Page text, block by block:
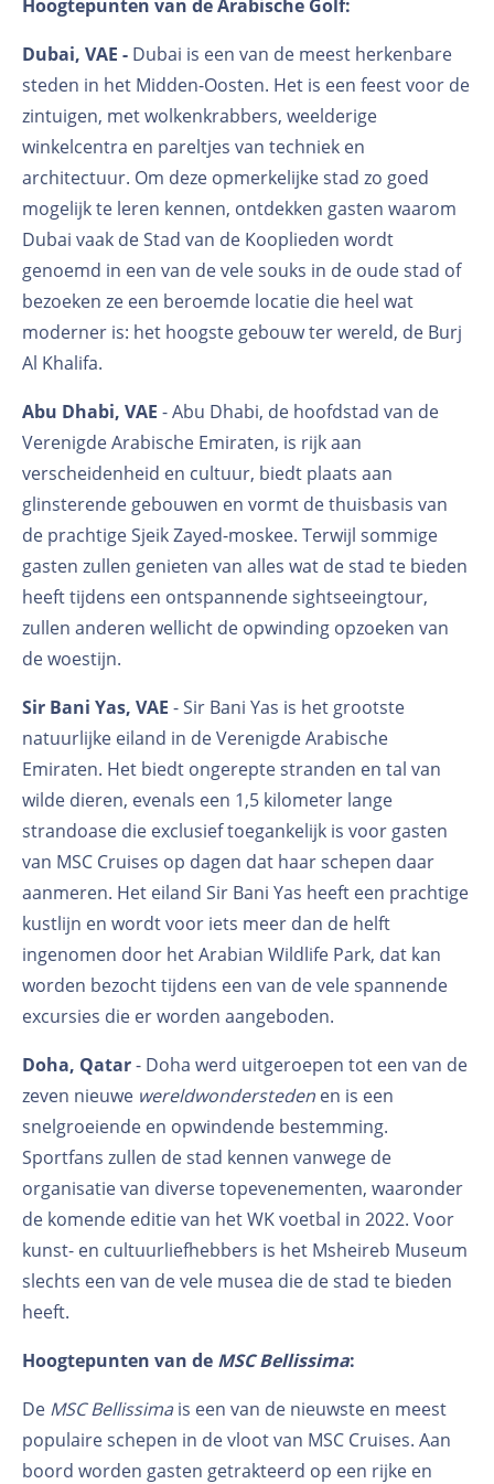
Hoogtepunten van de Arabische Golf:
Dubai, VAE - Dubai is een van de meest herkenbare
steden in het Midden-Oosten. Het is een feest voor de
zintuigen, met wolkenkrabbers, weelderige
winkelcentra en pareltjes van techniek en
architectuur. Om deze opmerkelijke stad zo goed
mogelijk te leren kennen, ontdekken gasten waarom
Dubai vaak de Stad van de Kooplieden wordt
genoemd in een van de vele souks in de oude stad of
bezoeken ze een beroemde locatie die heel wat
moderner is: het hoogste gebouw ter wereld, de Burj
Al Khalifa.
Abu Dhabi, VAE - Abu Dhabi, de hoofdstad van de
Verenigde Arabische Emiraten, is rijk aan
verscheidenheid en cultuur, biedt plaats aan
glinsterende gebouwen en vormt de thuisbasis van
de prachtige Sjeik Zayed-moskee. Terwijl sommige
gasten zullen genieten van alles wat de stad te bieden
heeft tijdens een ontspannende sightseeingtour,
zullen anderen wellicht de opwinding opzoeken van
de woestijn.
Sir Bani Yas, VAE - Sir Bani Yas is het grootste
natuurlijke eiland in de Verenigde Arabische
Emiraten. Het biedt ongerepte stranden en tal van
wilde dieren, evenals een 1,5 kilometer lange
strandoase die exclusief toegankelijk is voor gasten
van MSC Cruises op dagen dat haar schepen daar
aanmeren. Het eiland Sir Bani Yas heeft een prachtige
kustlijn en wordt voor iets meer dan de helft
ingenomen door het Arabian Wildlife Park, dat kan
worden bezocht tijdens een van de vele spannende
excursies die er worden aangeboden.
Doha, Qatar- Doha werd uitgeroepen tot een van de
zeven nieuwe wereldwondersteden en is een
snelgroeiende en opwindende bestemming.
Sportfans zullen de stad kennen vanwege de
organisatie van diverse topevenementen, waaronder
de komende editie van het WK voetbal in 2022. Voor
kunst- en cultuurliefhebbers is het Msheireb Museum
slechts een van de vele musea die de stad te bieden
heeft.
Hoogtepunten van de MSC Bellissima:
De MSC Bellissimais een van de nieuwste en meest
populaire schepen in de vloot van MSC Cruises. Aan
boord worden gasten getrakteerd op een rijke en